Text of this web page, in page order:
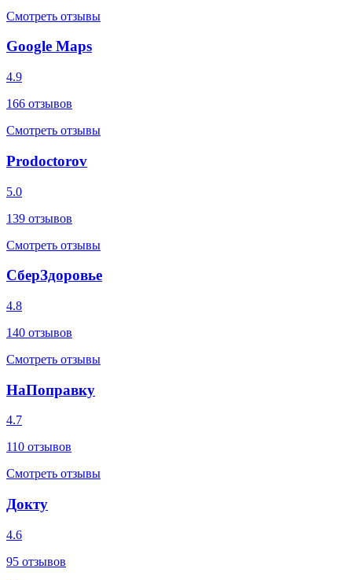
Смотреть отзывы
Google Maps
4.9
166 отзывов
Смотреть отзывы
Prodoctorov
5.0
139 отзывов
Смотреть отзывы
СберЗдоровье
4.8
140 отзывов
Смотреть отзывы
НаПоправку
4.7
110 отзывов
Смотреть отзывы
Докту
4.6
95 отзывов